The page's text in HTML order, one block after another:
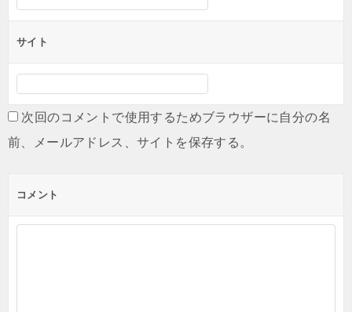
サイト
次回のコメントで使用するためブラウザーに自分の名
前、メールアドレス、サイトを保存する。
コメント